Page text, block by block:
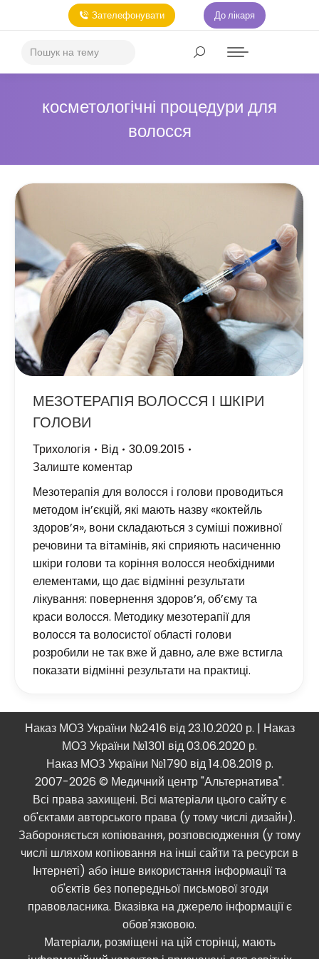
Зателефонувати До лікаря
косметологічні процедури для
волосся
МЕЗОТЕРАПІЯ ВОЛОССЯ І ШКІРИ
ГОЛОВИ
Трихологія Від
30.09.2015
Залиште коментар
Мезотерапія для волосся і голови проводиться
методом ін’єкцій, які мають назву «коктейль
здоров’я», вони складаються з суміші поживної
речовини та вітамінів, які сприяють насиченню
шкіри голови та коріння волосся необхідними
елементами, що дає відмінні результати
лікування: повернення здоров’я, об’єму та
краси волосся. Методику мезотерапії для
волосся та волосистої області голови
розробили не так вже й давно, але вже встигла
показати відмінні результати на практиці.
Наказ МОЗ України №2416 від 23.10.2020 р. | Наказ
МОЗ України №1301 від 03.06.2020 р.
Наказ МОЗ України №1790 від 14.08.2019 р.
2007-2026 © Медичний центр "Альтернатива".
Всі права захищені. Всі матеріали цього сайту є
об'єктами авторського права (у тому числі дизайн).
Забороняється копіювання, розповсюдження (у тому
числі шляхом копіювання на інші сайти та ресурси в
Інтернеті) або інше використання інформації та
об'єктів без попередньої письмової згоди
правовласника. Вказівка ​​на джерело інформації є
обов'язковою.
Матеріали, розміщені на цій сторінці, мають